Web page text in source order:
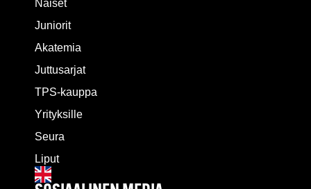
Naiset
Juniorit
Akatemia
Juttusarjat
TPS-kauppa
Yrityksille
Seura
Liput